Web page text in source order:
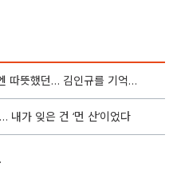
론지망생을 초대합니다
로운 ‘한강’을 건넙니다
불의엔 뜨겁고 이웃엔 따뜻했던… 김인규를 기억한다
내가 잊은 건 ‘먼 산’이었다